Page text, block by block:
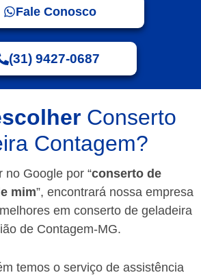
Fale Conosco
(31) 9427-0687
Conserto
Contagem?
no Google por “conserto de
mim”, encontrará nossa empresa
em conserto de geladeira
de Contagem-MG.
temos o serviço de assistência